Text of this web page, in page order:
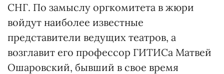
СНГ. По замыслу оргкомитета в жюри
войдут наиболее известные
представители ведущих театров, а
возглавит его профессор ГИТИСа Матвей
Ошаровский, бывший в свое время